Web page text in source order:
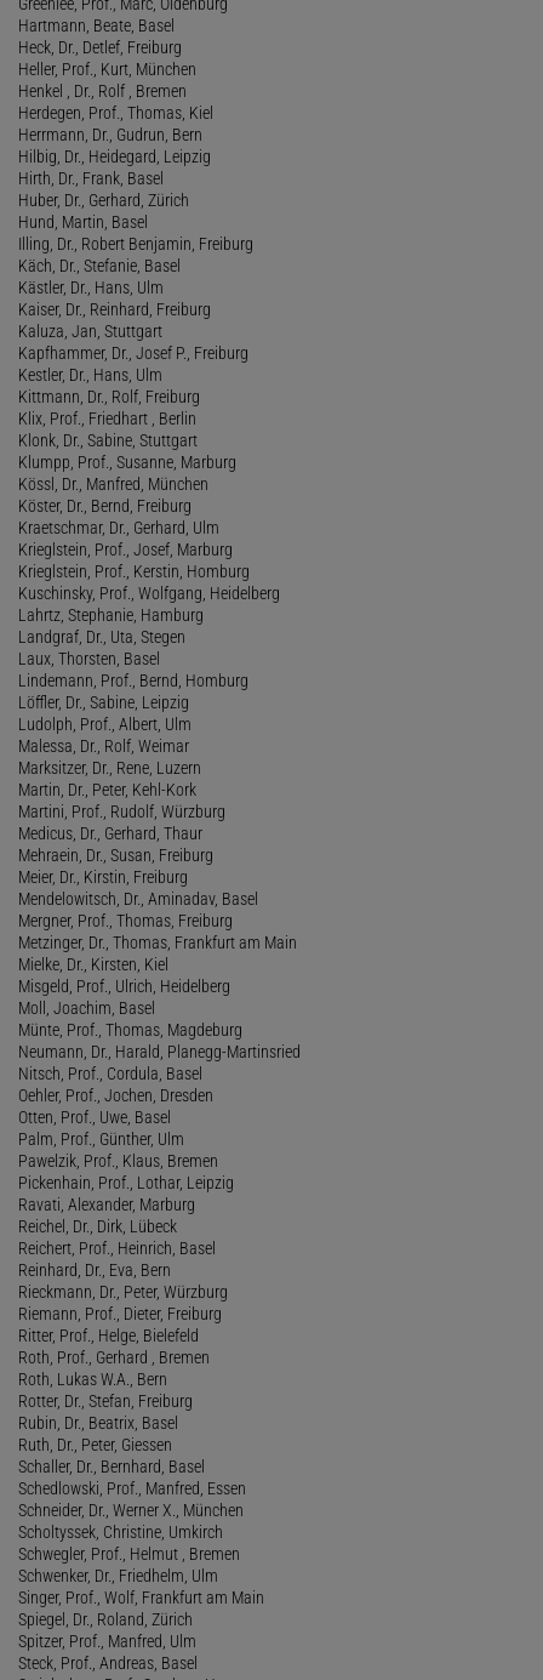
Hartmann, Beate, Basel
Heck, Dr., Detlef, Freiburg
Heller, Prof., Kurt, München
Henkel , Dr., Rolf , Bremen
Herdegen, Prof., Thomas, Kiel
Herrmann, Dr., Gudrun, Bern
Hilbig, Dr., Heidegard, Leipzig
Hirth, Dr., Frank, Basel
Huber, Dr., Gerhard, Zürich
Hund, Martin, Basel
Illing, Dr., Robert Benjamin, Freiburg
Käch, Dr., Stefanie, Basel
Kästler, Dr., Hans, Ulm
Kaiser, Dr., Reinhard, Freiburg
Kaluza, Jan, Stuttgart
Kapfhammer, Dr., Josef P., Freiburg
Kestler, Dr., Hans, Ulm
Kittmann, Dr., Rolf, Freiburg
Klix, Prof., Friedhart , Berlin
Klonk, Dr., Sabine, Stuttgart
Klumpp, Prof., Susanne, Marburg
Kössl, Dr., Manfred, München
Köster, Dr., Bernd, Freiburg
Kraetschmar, Dr., Gerhard, Ulm
Krieglstein, Prof., Josef, Marburg
Krieglstein, Prof., Kerstin, Homburg
Kuschinsky, Prof., Wolfgang, Heidelberg
Lahrtz, Stephanie, Hamburg
Landgraf, Dr., Uta, Stegen
Laux, Thorsten, Basel
Lindemann, Prof., Bernd, Homburg
Löffler, Dr., Sabine, Leipzig
Ludolph, Prof., Albert, Ulm
Malessa, Dr., Rolf, Weimar
Marksitzer, Dr., Rene, Luzern
Martin, Dr., Peter, Kehl-Kork
Martini, Prof., Rudolf, Würzburg
Medicus, Dr., Gerhard, Thaur
Mehraein, Dr., Susan, Freiburg
Meier, Dr., Kirstin, Freiburg
Mendelowitsch, Dr., Aminadav, Basel
Mergner, Prof., Thomas, Freiburg
Metzinger, Dr., Thomas, Frankfurt am Main
Mielke, Dr., Kirsten, Kiel
Misgeld, Prof., Ulrich, Heidelberg
Moll, Joachim, Basel
Münte, Prof., Thomas, Magdeburg
Neumann, Dr., Harald, Planegg-Martinsried
Nitsch, Prof., Cordula, Basel
Oehler, Prof., Jochen, Dresden
Otten, Prof., Uwe, Basel
Palm, Prof., Günther, Ulm
Pawelzik, Prof., Klaus, Bremen
Pickenhain, Prof., Lothar, Leipzig
Ravati, Alexander, Marburg
Reichel, Dr., Dirk, Lübeck
Reichert, Prof., Heinrich, Basel
Reinhard, Dr., Eva, Bern
Rieckmann, Dr., Peter, Würzburg
Riemann, Prof., Dieter, Freiburg
Ritter, Prof., Helge, Bielefeld
Roth, Prof., Gerhard , Bremen
Roth, Lukas W.A., Bern
Rotter, Dr., Stefan, Freiburg
Rubin, Dr., Beatrix, Basel
Ruth, Dr., Peter, Giessen
Schaller, Dr., Bernhard, Basel
Schedlowski, Prof., Manfred, Essen
Schneider, Dr., Werner X., München
Scholtyssek, Christine, Umkirch
Schwegler, Prof., Helmut , Bremen
Schwenker, Dr., Friedhelm, Ulm
Singer, Prof., Wolf, Frankfurt am Main
Spiegel, Dr., Roland, Zürich
Spitzer, Prof., Manfred, Ulm
Steck, Prof., Andreas, Basel